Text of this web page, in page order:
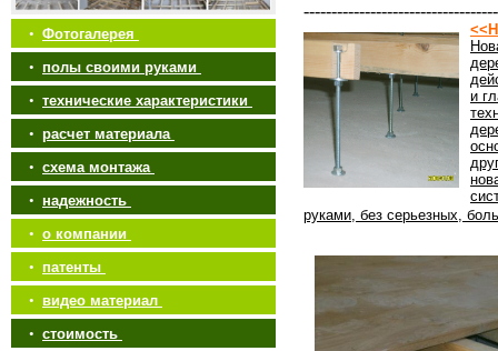
• Фотогалерея
• полы своими руками
• технические характеристики
• расчет материала
• схема монтажа
• надежность
• о компании
• патенты
• видео материал
• стоимость
и
руками, без серьезных,